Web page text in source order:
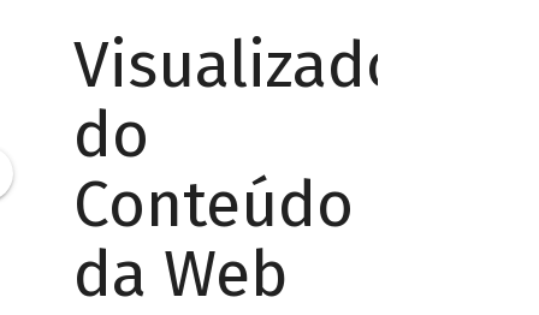
Visualizador
do
Conteúdo
da Web